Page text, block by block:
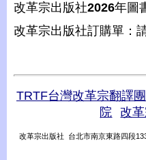
改革宗出版社2026年圖
改革宗出版社訂購單：
TRTF台灣改革宗翻譯
院
改
改革宗出版社 台北市南京東路四段